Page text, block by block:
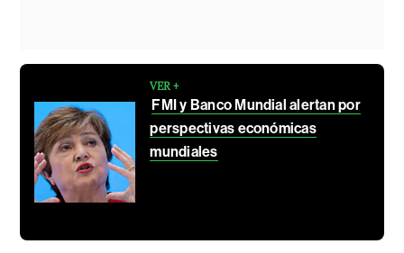
VER +
FMI y Banco Mundial alertan por
perspectivas económicas
mundiales